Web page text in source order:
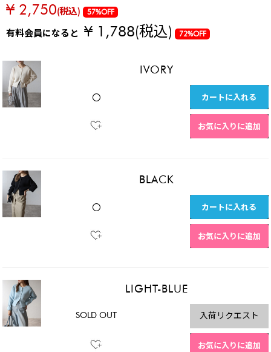
¥ 2,750(税込) 57%OFF
有料会員になると¥ 1,788(税込) 72%OFF
IVORY
〇 カートに入れる
お気に入りに追加
BLACK
〇 カートに入れる
お気に入りに追加
LIGHT-BLUE
SOLD OUT 入荷リクエスト
お気に入りに追加